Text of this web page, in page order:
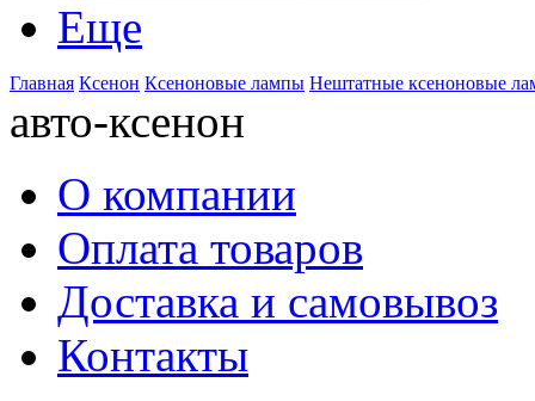
Еще
Главная Ксенон Ксеноновые лампы Нештатные ксеноновые
авто-ксенон
О компании
Оплата товаров
Доставка и самовывоз
Контакты